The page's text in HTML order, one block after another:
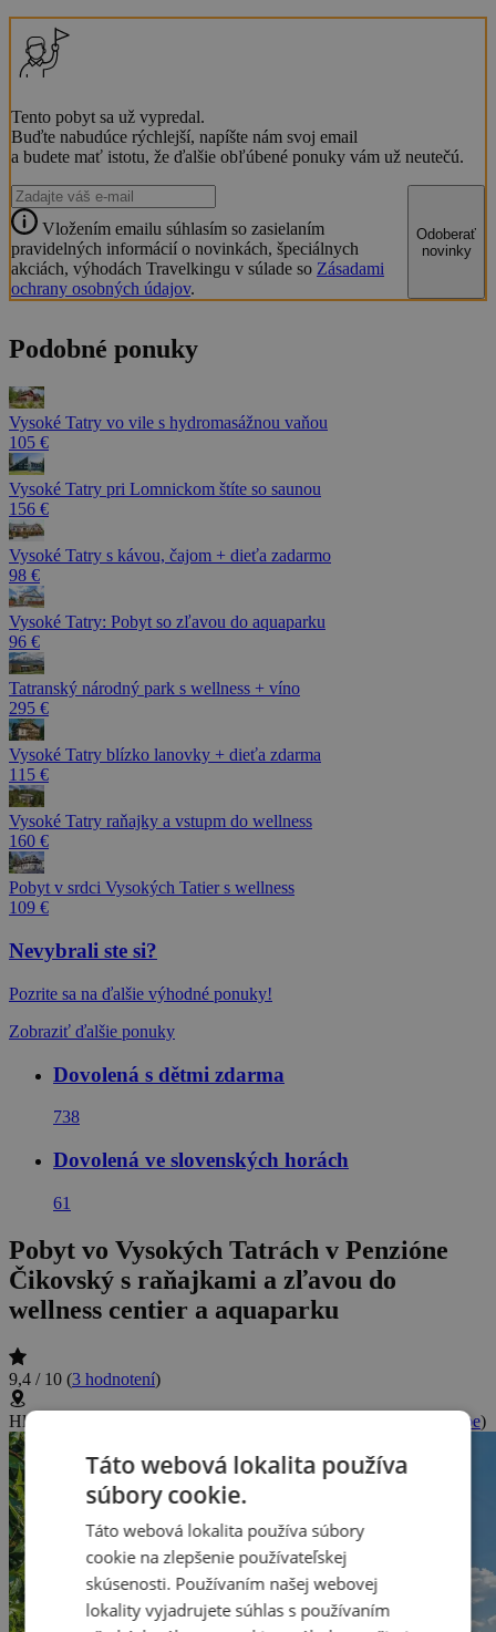
Tento pobyt sa už vypredal.
Buďte nabudúce rýchlejší, napíšte nám svoj email
a budete mať istotu, že ďalšie obľúbené ponuky vám už neutečú.
Vložením emailu súhlasím so zasielaním
pravidelných informácií o novinkách, špeciálnych
akciách, výhodách Travelkingu v súlade so Zásadami
ochrany osobných údajov.
Odoberať
novinky
Podobné ponuky
Vysoké Tatry vo vile s hydromasážnou vaňou
105 €
Vysoké Tatry pri Lomnickom štíte so saunou
156 €
Vysoké Tatry s kávou, čajom + dieťa zadarmo
98 €
Vysoké Tatry: Pobyt so zľavou do aquaparku
96 €
Tatranský národný park s wellness + víno
295 €
Vysoké Tatry blízko lanovky + dieťa zdarma
115 €
Vysoké Tatry raňajky a vstupm do wellness
160 €
Pobyt v srdci Vysokých Tatier s wellness
109 €
Nevybrali ste si?
Pozrite sa na ďalšie výhodné ponuky!
Zobraziť ďalšie ponuky
Dovolená s dětmi zdarma
738
Dovolená ve slovenských horách
61
Pobyt vo Vysokých Tatrách v Penzióne
Čikovský s raňajkami a zľavou do
wellness centier a aquaparku
9,4 / 10 (3 hodnotení)
Hlavná 78/21, Stará Lesná, Slovenská republika Zobraziť na mape)
Táto webová lokalita používa
súbory cookie.
Táto webová lokalita používa súbory
cookie na zlepšenie používateľskej
skúsenosti. Používaním našej webovej
lokality vyjadrujete súhlas s používaním